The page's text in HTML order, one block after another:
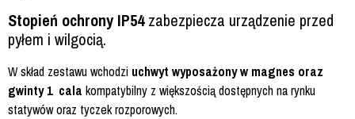
Stopień ochrony IP54zabezpiecza urządzenie przed
pyłem i wilgocią.
W skład zestawu wchodzi uchwyt wyposażony w magnes oraz
gwinty 1 cala kompatybilny z większością dostępnych na rynku
statywów oraz tyczek rozporowych.